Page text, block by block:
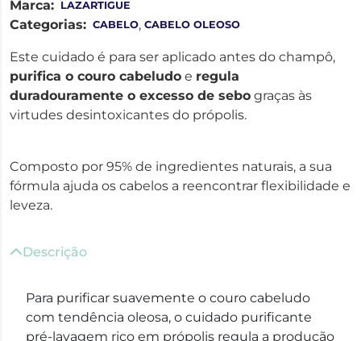
Marca: LAZARTIGUE
Categorias: CABELO, CABELO OLEOSO
Este cuidado é para ser aplicado antes do champô,
purifica o couro cabeludo e regula
duradouramente o excesso de sebo graças às
virtudes desintoxicantes do própolis.
Composto por 95% de ingredientes naturais, a sua
fórmula ajuda os cabelos a reencontrar flexibilidade e
leveza.
Descrição
Para purificar suavemente o couro cabeludo
com tendência oleosa, o cuidado purificante
pré-lavagem rico em própolis regula a produção